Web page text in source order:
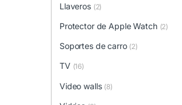
Llaveros (2)
Protector de Apple Watch (2)
Soportes de carro (2)
TV (16)
Video walls (8)